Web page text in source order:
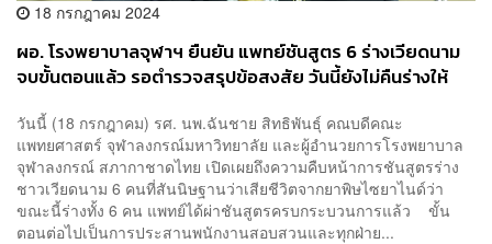
18 กรกฎาคม 2024
ผอ. โรงพยาบาลจุฬาฯ ยืนยัน แพทย์ชันสูตร 6 ร่างเวียดนาม
จบขั้นตอนแล้ว รอตำรวจสรุปข้อสงสัย วันนี้ยังไม่คืนร่างให้
วันนี้ (18 กรกฎาคม) รศ. นพ.ฉันชาย สิทธิพันธุ์ คณบดีคณะ
แพทยศาสตร์ จุฬาลงกรณ์มหาวิทยาลัย และผู้อำนวยการโรงพยาบาล
จุฬาลงกรณ์ สภากาชาดไทย เปิดเผยถึงความคืบหน้าการชันสูตรร่าง
ชาวเวียดนาม 6 คนที่สันนิษฐานว่าเสียชีวิตจากยาพิษไซยาไนด์ว่า
ขณะนี้ร่างทั้ง 6 คน แพทย์ได้ผ่าชันสูตรครบกระบวนการแล้ว ขั้น
ตอนต่อไปเป็นการประสานพนักงานสอบสวนและทุกฝ่าย...